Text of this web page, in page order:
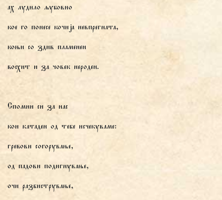
ах лудило љубовно
кое го понесе кочија невпрегната,
коњи со здив пламенен
восхит и за човек нероден.
Спомни си за нас
кои катаден од тебе исчекуваме:
гревови согорување,
од падови подигнување,
очи разбистрување,